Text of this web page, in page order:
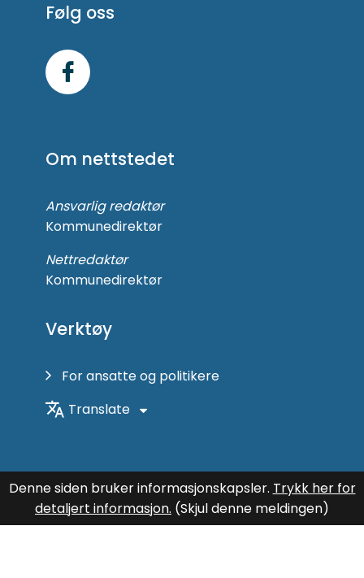
Følg oss
Facebook
Om nettstedet
Ansvarlig redaktør
Kommunedirektør
Nettredaktør
Kommunedirektør
Verktøy
For ansatte og politikere
Translate
Denne siden bruker informasjonskapsler. Trykk her for
detaljert informasjon. (Skjul denne meldingen)